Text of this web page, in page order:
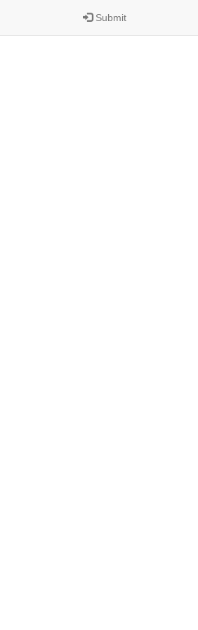
Submit